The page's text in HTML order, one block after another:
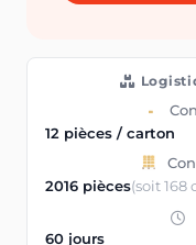
12 pièces / carton
2016 pièces(soit 168
60 jours